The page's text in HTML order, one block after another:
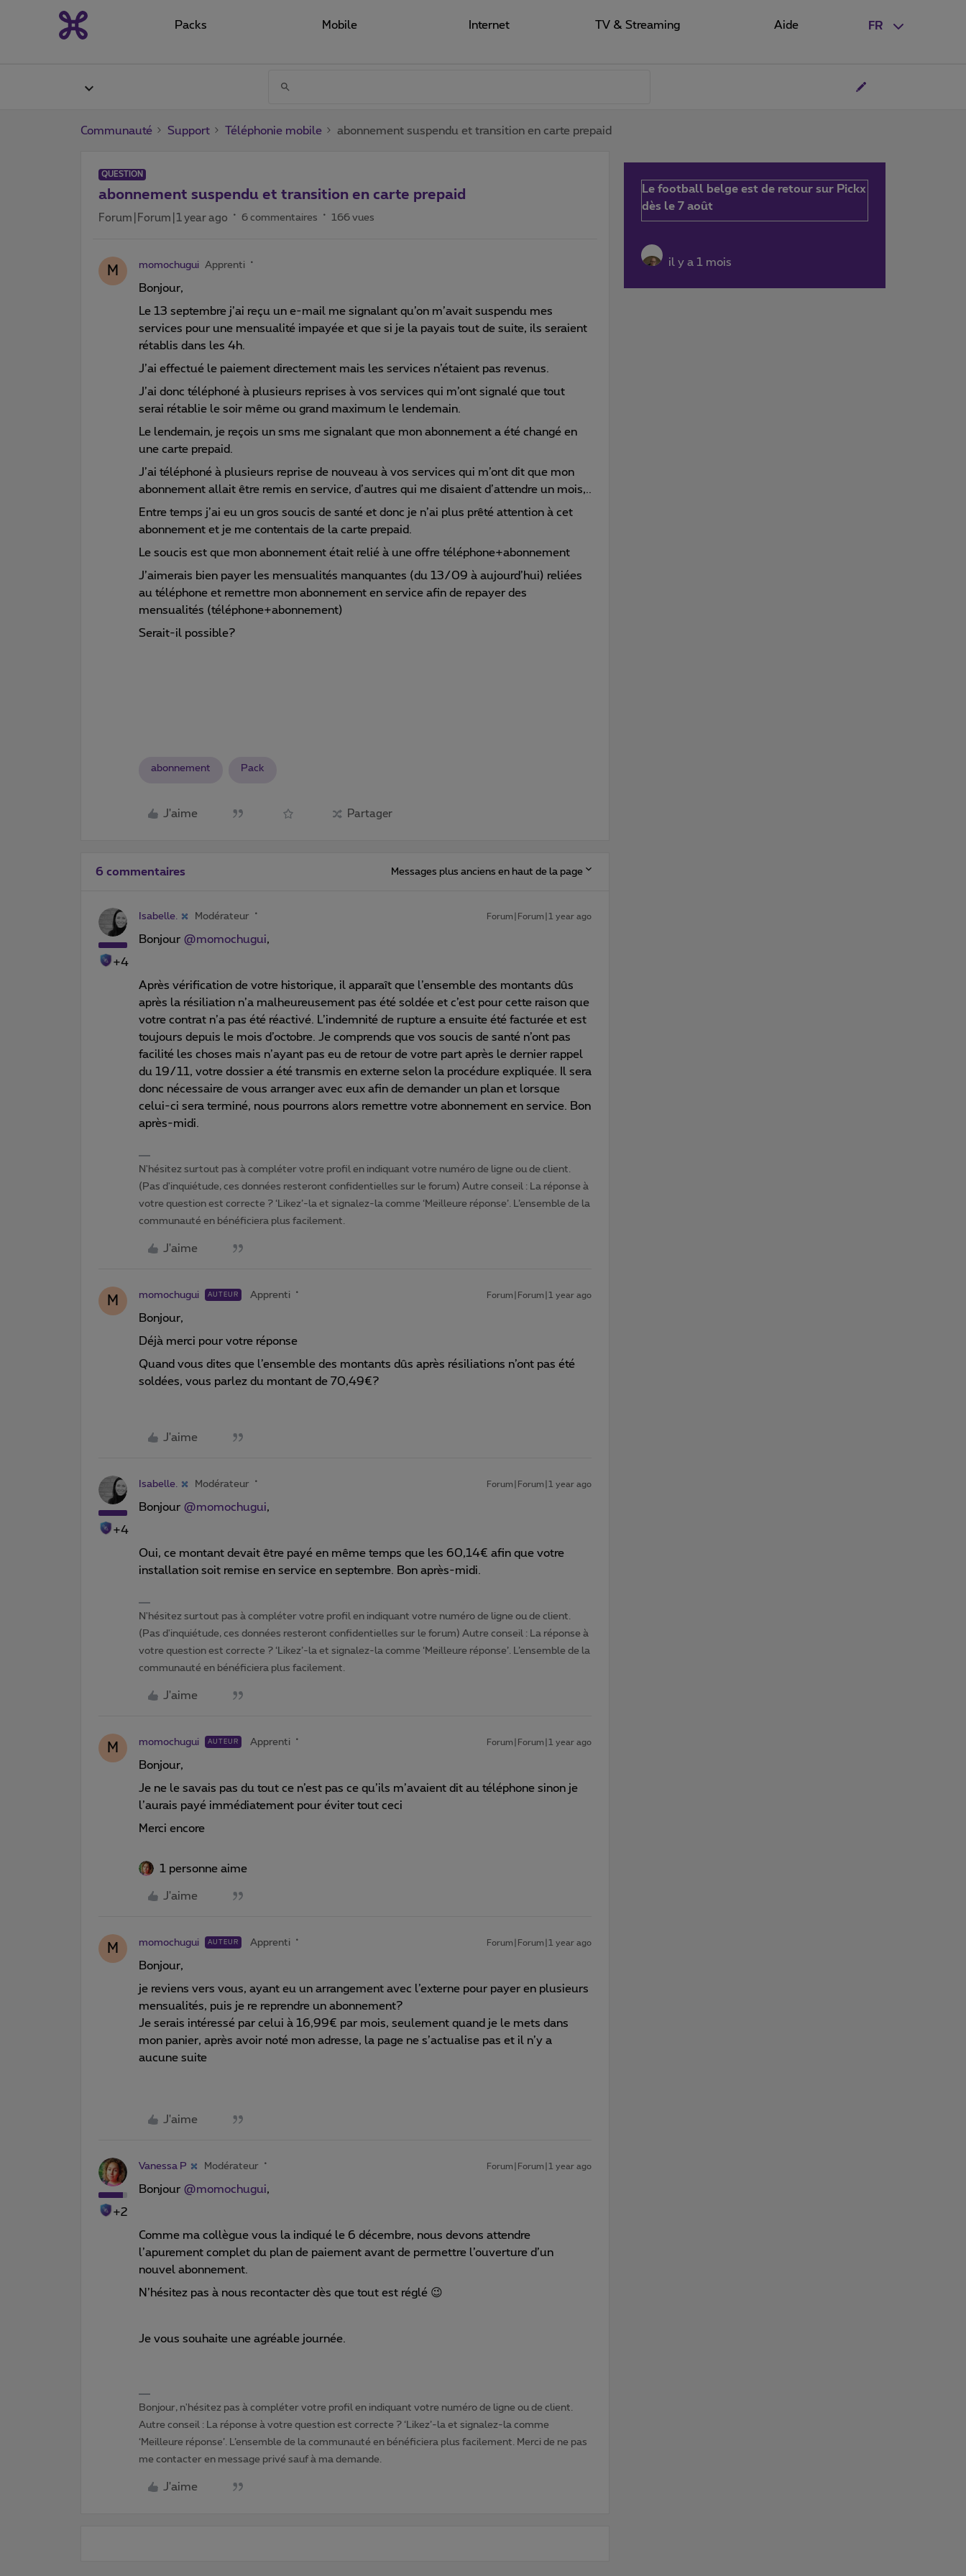
FR
Packs Mobile Internet TV & Streaming Aide
Communauté Support Téléphonie mobile abonnement suspendu et transition en carte prepaid
QUESTION
abonnement suspendu et transition en carte prepaid
Forum|Forum|1 year ago 6 commentaires 166 vues
M momochugui Apprenti
Bonjour,
Le 13 septembre j’ai reçu un e-mail me signalant qu’on m’avait suspendu mes
services pour une mensualité impayée et que si je la payais tout de suite, ils seraient
rétablis dans les 4h.
J’ai effectué le paiement directement mais les services n’étaient pas revenus.
J’ai donc téléphoné à plusieurs reprises à vos services qui m’ont signalé que tout
serai rétablie le soir même ou grand maximum le lendemain.
Le lendemain, je reçois un sms me signalant que mon abonnement a été changé en
une carte prepaid.
J’ai téléphoné à plusieurs reprise de nouveau à vos services qui m’ont dit que mon
abonnement allait être remis en service, d’autres qui me disaient d’attendre un mois,..
Entre temps j’ai eu un gros soucis de santé et donc je n’ai plus prêté attention à cet
abonnement et je me contentais de la carte prepaid.
Le soucis est que mon abonnement était relié à une offre téléphone+abonnement
J’aimerais bien payer les mensualités manquantes (du 13/09 à aujourd’hui) reliées
au téléphone et remettre mon abonnement en service afin de repayer des
mensualités (téléphone+abonnement)
Serait-il possible?
abonnement Pack
J'aime Partager
6 commentaires Messages plus anciens en haut de la page
+4
Isabelle. Modérateur Forum|Forum|1 year ago
Bonjour ​ @momochugui,
Après vérification de votre historique, il apparaît que l’ensemble des montants dûs
après la résiliation n’a malheureusement pas été soldée et c’est pour cette raison que
votre contrat n’a pas été réactivé. L’indemnité de rupture a ensuite été facturée et est
toujours depuis le mois d’octobre. Je comprends que vos soucis de santé n’ont pas
facilité les choses mais n’ayant pas eu de retour de votre part après le dernier rappel
du 19/11, votre dossier a été transmis en externe selon la procédure expliquée. Il sera
donc nécessaire de vous arranger avec eux afin de demander un plan et lorsque
celui-ci sera terminé, nous pourrons alors remettre votre abonnement en service. Bon
après-midi.
N'hésitez surtout pas à compléter votre profil en indiquant votre numéro de ligne ou de client.
(Pas d'inquiétude, ces données resteront confidentielles sur le forum) Autre conseil : La réponse à
votre question est correcte ? ‘Likez’-la et signalez-la comme ‘Meilleure réponse’. L’ensemble de la
communauté en bénéficiera plus facilement.
J'aime
M momochugui AUTEUR Apprenti Forum|Forum|1 year ago
Bonjour,
Déjà merci pour votre réponse
Quand vous dites que l’ensemble des montants dûs après résiliations n’ont pas été
soldées, vous parlez du montant de 70,49€?
J'aime
+4
Isabelle. Modérateur Forum|Forum|1 year ago
Bonjour ​ @momochugui,
Oui, ce montant devait être payé en même temps que les 60,14€ afin que votre
installation soit remise en service en septembre. Bon après-midi.
N'hésitez surtout pas à compléter votre profil en indiquant votre numéro de ligne ou de client.
(Pas d'inquiétude, ces données resteront confidentielles sur le forum) Autre conseil : La réponse à
votre question est correcte ? ‘Likez’-la et signalez-la comme ‘Meilleure réponse’. L’ensemble de la
communauté en bénéficiera plus facilement.
J'aime
M momochugui AUTEUR Apprenti Forum|Forum|1 year ago
Bonjour,
Je ne le savais pas du tout ce n’est pas ce qu’ils m’avaient dit au téléphone sinon je
l’aurais payé immédiatement pour éviter tout ceci
Merci encore
1 personne aime
J'aime
M momochugui AUTEUR Apprenti Forum|Forum|1 year ago
Bonjour,
je reviens vers vous, ayant eu un arrangement avec l’externe pour payer en plusieurs
mensualités, puis je re reprendre un abonnement?
Je serais intéressé par celui à 16,99€ par mois, seulement quand je le mets dans
mon panier, après avoir noté mon adresse, la page ne s’actualise pas et il n’y a
aucune suite
J'aime
+2
Vanessa P Modérateur Forum|Forum|1 year ago
Bonjour ​ @momochugui,
Comme ma collègue vous la indiqué le 6 décembre, nous devons attendre
l’apurement complet du plan de paiement avant de permettre l’ouverture d’un
nouvel abonnement.
N’hésitez pas à nous recontacter dès que tout est réglé 😉
Je vous souhaite une agréable journée.
Bonjour, n'hésitez pas à compléter votre profil en indiquant votre numéro de ligne ou de client.
Autre conseil : La réponse à votre question est correcte ? ‘Likez’-la et signalez-la comme
‘Meilleure réponse’. L’ensemble de la communauté en bénéficiera plus facilement. Merci de ne pas
me contacter en message privé sauf à ma demande.
J'aime
Le football belge est de retour sur Pickx
dès le 7 août
il y a 1 mois